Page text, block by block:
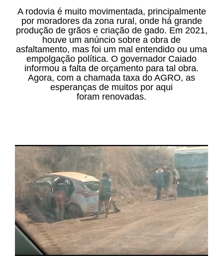
A rodovia é muito movimentada, principalmente
por moradores da zona rural, onde há grande
produção de grãos e criação de gado. Em 2021,
houve um anúncio sobre a obra de
asfaltamento, mas foi um mal entendido ou uma
empolgação política. O governador Caiado
informou a falta de orçamento para tal obra.
Agora, com a chamada taxa do AGRO, as
esperanças de muitos por aqui
foram renovadas.